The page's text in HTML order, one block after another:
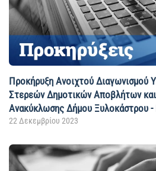
Προκήρυξη Ανοιχτού Διαγωνισμού
Στερεών Δημοτικών Αποβλήτων
Ανακύκλωσης Δήμου Ξυλοκάστρου -
22 Δεκεμβρίου 2023